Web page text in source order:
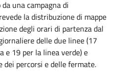
una campagna di
la distribuzione di mappe
degli orari di partenza dal
delle due linee (17
e 19 per la linea verde) e
dei percorsi e delle fermate.